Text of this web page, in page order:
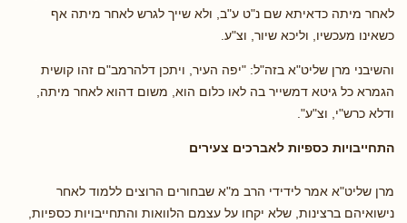
לאחר מיתה כדאיתא שם נ"ט ע"ב, ולא שייך לגרש לאחר מיתה אף
כשאינו מעכשיו, וליכא שיור, וצ"ע.
והשיבני מרן שליט"א בזה"ל: "יפה העיר, ויתכן דלהרמב"ם זהו קושית
הגמרא כל גיטא דמשייר בה לאו כלום הוא, משום דהוא לאחר מיתה,
ודלא כרש"י, וצ"ע".
התחייבויות כספיות לאברכים צעירים
מרן שליט"א אמר לידידי הרב מ"א שבחורים הרוצים ללמוד לאחר
נישואיהם ברצינות, שלא יקחו על עצמם הלוואות והתחייבויות כספיות,